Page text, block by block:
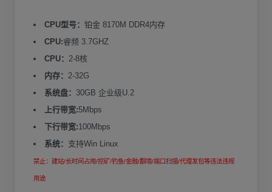
CPU型号： 铂金 8170M DDR4内存
CPU:睿频 3.7GHZ
CPU： 2-8核
内存： 2-32G
系统盘： 30GB 企业级U.2
上行带宽:5Mbps
下行带宽:100Mbps
系统： 支持Win Linux
禁止：建站/长时间占用/挖矿/钓鱼/金融/翻墙/端口扫描/代理发包等违法违规
用途